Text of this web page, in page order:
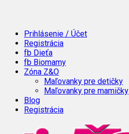
Prihlásenie / Účet
Registrácia
fb Dieťa
fb Biomamy
Zóna Z&O
Maľovanky pre detičky
Maľovanky pre mamičky
Blog
Registrácia